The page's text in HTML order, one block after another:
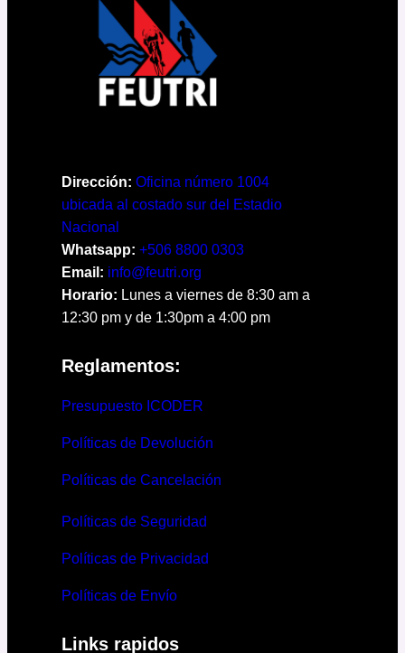
Dirección: Oficina número 1004
ubicada al costado sur del Estadio
Nacional
Whatsapp: +506 8800 0303
Email: info@feutri.org
Horario: Lunes a viernes de 8:30 am a
12:30 pm y de 1:30pm a 4:00 pm
Reglamentos:
Presupuesto ICODER
Políticas de Devolución
Políticas de Cancelación
Políticas de Seguridad
Políticas de Privacidad
Políticas de Envío
Links rapidos